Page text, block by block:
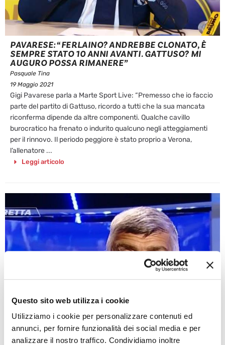
Questo sito web utilizza i cookie
Utilizziamo i cookie per personalizzare contenuti ed
annunci, per fornire funzionalità dei social media e per
analizzare il nostro traffico. Condividiamo inoltre
PAVARESE: “FERLAINO? ANDREBBE CLONATO, È
SEMPRE STATO 10 ANNI AVANTI. GATTUSO? MI
AUGURO POSSA RIMANERE”
Pasquale Tina
19 Maggio 2021
Gigi Pavarese parla a Marte Sport Live: “Premesso che io faccio
parte del partito di Gattuso, ricordo a tutti che la sua mancata
riconferma dipende da altre componenti. Qualche cavillo
burocratico ha frenato o indurito qualcuno negli atteggiamenti
per il rinnovo. Il periodo peggiore è stato proprio a Verona,
l’allenatore ...
Leggi articolo